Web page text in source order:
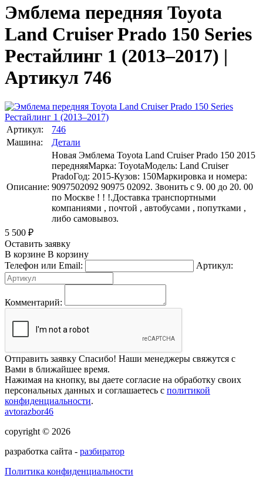
Эмблема передняя Toyota
Land Cruiser Prado 150 Series
Рестайлинг 1 (2013–2017) |
Артикул 746
Артикул:
746
Машина:
Детали
Описание:
Новая Эмблема Toyota Land Cruiser Prado 150 2015
передняяМарка: ToyotaМодель: Land Cruiser
PradoГод: 2015-Кузов: 150Маркировка и номера:
9097502092 90975 02092. Звонить с 9. 00 до 20. 00
по Москве ! ! !.Доставка транспортными
компаниями , почтой , автобусами , попутками ,
либо самовывоз.
5 500 ₽
Оставить заявку
В корзине В корзину
Телефон или Email:
Артикул:
Комментарий:
Отправить заявку Спасибо! Наши менеджеры свяжутся с
Вами в ближайшее время.
Нажимая на кнопку, вы даете согласие на обработку своих
персональных данных и соглашаетесь с политикой
конфиденциальности.
avtorazbor46
copyright © 2026
разработка сайта - разбиратор
Политика конфиденциальности